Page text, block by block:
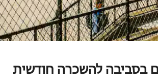
בסביבה להשכרה חודשית